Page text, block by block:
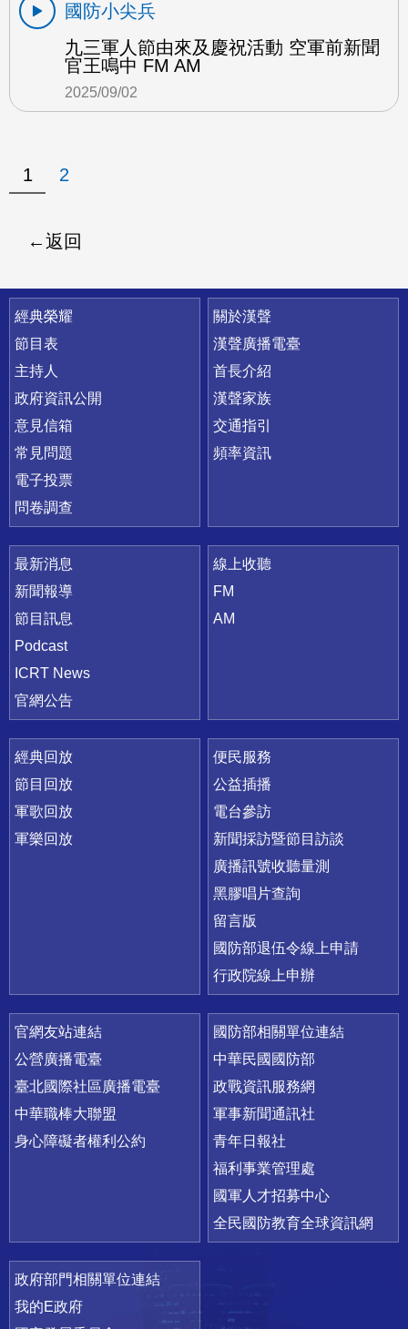
國防小尖兵
九三軍人節由來及慶祝活動 空軍前新聞
官王鳴中 FM AM
2025/09/02
1 2
返回
快速連結
經典榮耀
節目表
主持人
政府資訊公開
意見信箱
常見問題
電子投票
問卷調查
關於漢聲
漢聲廣播電臺
首長介紹
漢聲家族
交通指引
頻率資訊
最新消息
新聞報導
節目訊息
Podcast
ICRT News
官網公告
線上收聽
FM
AM
經典回放
節目回放
軍歌回放
軍樂回放
便民服務
公益插播
電台參訪
新聞採訪暨節目訪談
廣播訊號收聽量測
黑膠唱片查詢
留言版
國防部退伍令線上申請
行政院線上申辦
官網友站連結
公營廣播電臺
臺北國際社區廣播電臺
中華職棒大聯盟
身心障礙者權利公約
國防部相關單位連結
中華民國國防部
政戰資訊服務網
軍事新聞通訊社
青年日報社
福利事業管理處
國軍人才招募中心
全民國防教育全球資訊網
政府部門相關單位連結
我的E政府